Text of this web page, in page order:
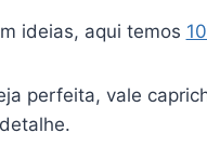
ideias, aqui temos
perfeita, vale